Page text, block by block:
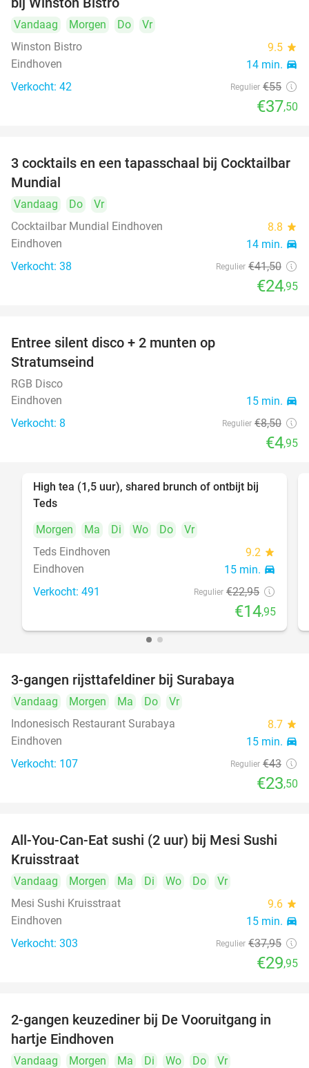
Vandaag Morgen Do
Vr
Winston Bistro
9.5 star
Eindhoven 14 min. directions_car
Verkocht: 42 Regulier €55
€37,50
40%
3 cocktails en een tapasschaal bij Cocktailbar
Mundial
Vandaag Do
Vr
Cocktailbar Mundial Eindhoven
8.8 star
Eindhoven 14 min. directions_car
Verkocht: 38 Regulier €41,50
€24,95
Entree silent disco + 2 munten op
Stratumseind
RGB Disco
Eindhoven
15 min. directions_car
Verkocht: 8 Regulier €8,50
€4,95
35%
High tea (1,5 uur), shared brunch of ontbijt bij
Teds
Morgen
Ma Di Wo Do
Vr
Teds Eindhoven
9.2 star
Eindhoven 15 min. directions_car
Verkocht: 491 Regulier €22,95
€14,95
3-gangen rijsttafeldiner bij Surabaya
Vandaag Morgen Ma Do
Vr
Indonesisch Restaurant Surabaya
8.7 star
Eindhoven 15 min. directions_car
Verkocht: 107 Regulier €43
€23,50
21%
All-You-Can-Eat sushi (2 uur) bij Mesi Sushi
Kruisstraat
Vandaag Morgen Ma Di Wo Do
Vr
Mesi Sushi Kruisstraat
9.6 star
Eindhoven 15 min. directions_car
Verkocht: 303 Regulier €37,95
€29,95
42%
2-gangen keuzediner bij De Vooruitgang in
hartje Eindhoven
Vandaag Morgen Ma Di Wo Do
Vr